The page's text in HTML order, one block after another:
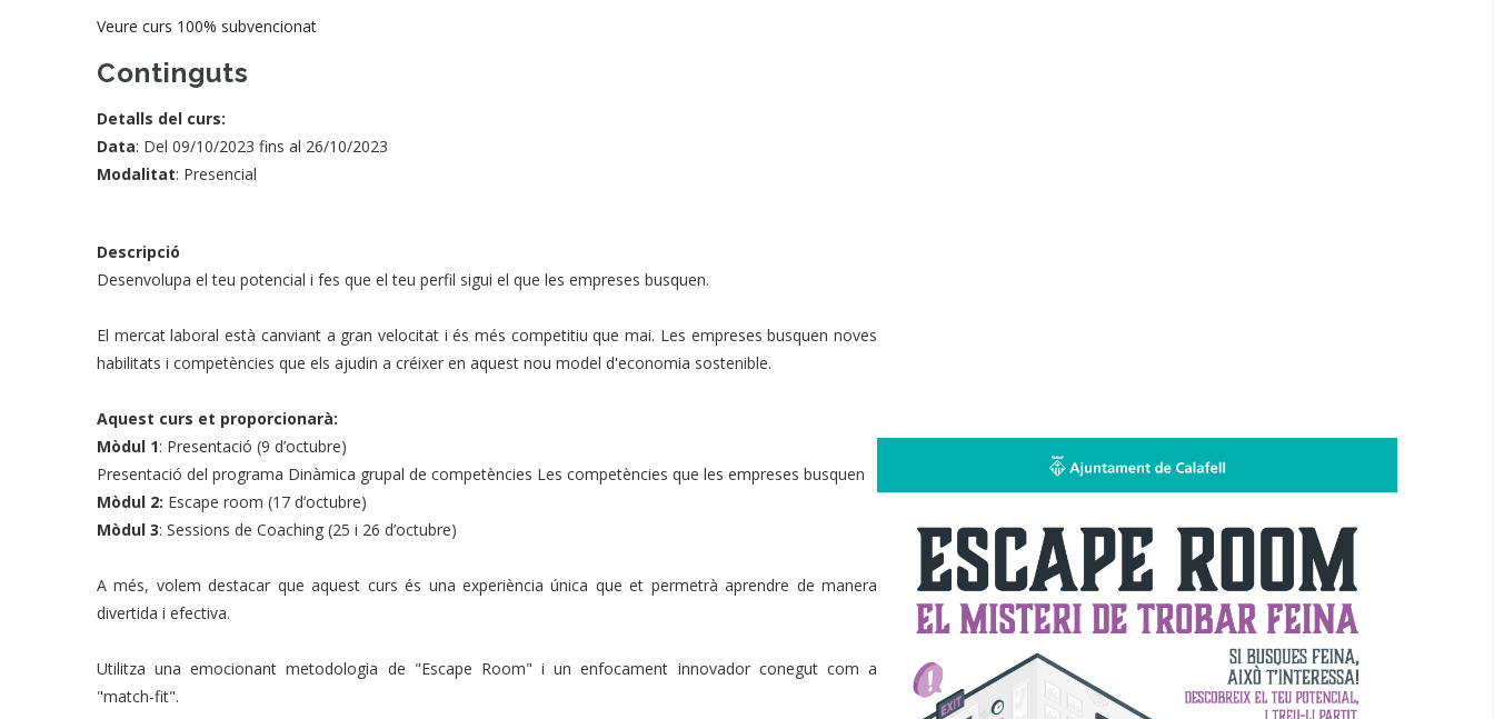
Veure curs 100% subvencionat
Continguts
Detalls del curs:
Data: Del 09/10/2023 fins al 26/10/2023
Modalitat: Presencial
Descripció
Desenvolupa el teu potencial i fes que el teu perfil sigui el que les empreses busquen.
El mercat laboral està canviant a gran velocitat i és més competitiu que mai. Les empreses busquen noves
habilitats i competències que els ajudin a créixer en aquest nou model d'economia sostenible.
Aquest curs et proporcionarà:
Mòdul 1: Presentació (9 d’octubre)
Presentació del programa Dinàmica grupal de competències Les competències que les empreses busquen
Mòdul 2: Escape room (17 d’octubre)
Mòdul 3: Sessions de Coaching (25 i 26 d’octubre)
A més, volem destacar que aquest curs és una experiència única que et permetrà aprendre de manera
divertida i efectiva.
Utilitza una emocionant metodologia de "Escape Room" i un enfocament innovador conegut com a
"match-fit".